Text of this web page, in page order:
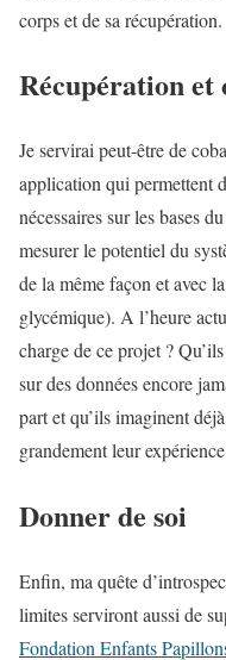
corps et de sa récupération.
Récupération et
Je servirai peut-être de
application qui permettent
nécessaires sur les bases
mesurer le potentiel du
de la même façon et avec
glycémique). A l’heure
charge de ce projet ?
sur des données encore
part et qu’ils imaginent
grandement leur
Donner de soi
Enfin, ma quête
limites serviront aussi de
Fondation Enfants